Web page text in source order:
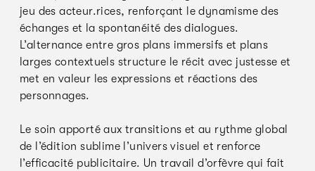
jeu des acteur.rices, renforçant le dynamisme des
échanges et la spontanéité des dialogues.
L’alternance entre gros plans immersifs et plans
larges contextuels structure le récit avec justesse et
met en valeur les expressions et réactions des
personnages.
Le soin apporté aux transitions et au rythme global
de l’édition sublime l’univers visuel et renforce
l’efficacité publicitaire. Un travail d’orfèvre qui fait